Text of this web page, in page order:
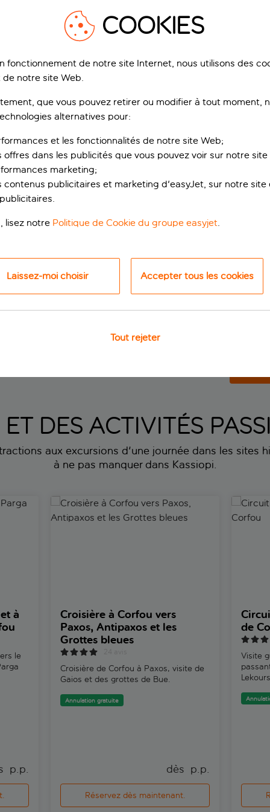
1 18
Studios And
Corfou, Grèce
105 avis
pour un acompte de p.p.
est inclus
Hotel And Suites
Liapades, Corfou, Grèce
Réservez pour un acompte de p.p.
Ce qui est inclus
ET DES ACTIVITÉS
aux excursions d'une journée dans les sites
à ne pas manquer dans Kassiopi.
au départ de Corfou
à
le
p.p.
Croisière à Corfou vers Paxos, Antipaxos et les
Croisière à Corfou vers
Paxos, Antipaxos et les
Grottes bleues
Croisière de Corfou à Paxos, visite de
Gaios et des grottes de Bue.
Annulation gratuite
dès p.p.
Réservez dès maintenant.
Circuit
de
Visite
COOKIES
fonctionnement de notre site Internet, nous utilisons des
notre site Web.
que vous pouvez retirer ou modifier à tout moment,
alternatives pour:
et les fonctionnalités de notre site Web;
offres dans les publicités que vous pouvez voir sur notre site
marketing;
contenus publicitaires et marketing d'easyJet, sur notre site
lisez notre Politique de Cookie du groupe easyjet
Laissez-moi choisir Accepter tous les cookies
Tout rejeter